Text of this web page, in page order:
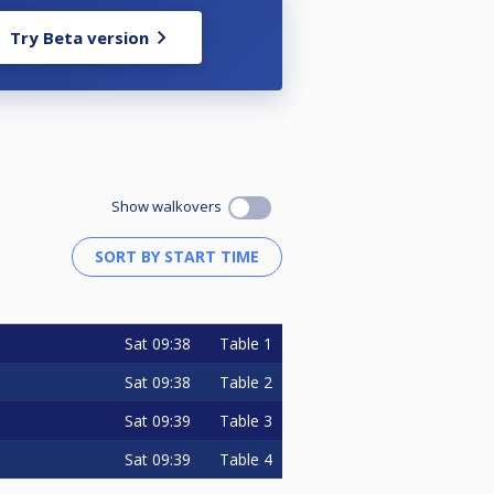
fe, no se usa el reloj, los
Try Beta version
Show walkovers
Sat 09:38 Table 1
Sat 09:38 Table 2
Sat 09:39 Table 3
Sat 09:39 Table 4